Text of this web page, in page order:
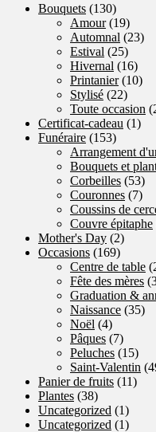
Bouquets (130)
Amour (19)
Automnal (23)
Estival (25)
Hivernal (16)
Printanier (10)
Stylisé (22)
Toute occasion
Certificat-cadeau (1)
Funéraire (153)
Arrangement
Bouquets et
Corbeilles (53)
Couronnes (7)
Coussins de
Couvre épitaphe
Mother's Day (2)
Occasions (169)
Centre de table
Fête des mères
Graduation &
Naissance (35)
Noël (4)
Pâques (7)
Peluches (15)
Saint-Valentin
Panier de fruits (11)
Plantes (38)
Uncategorized (1)
Uncategorized (1)